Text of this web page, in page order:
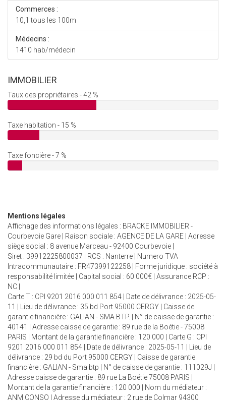
Commerces :
10,1 tous les 100m
Médecins :
1410 hab/médecin
IMMOBILIER
Taux des propriétaires - 42 %
Taxe habitation - 15 %
Taxe foncière - 7 %
Mentions légales
Affichage des informations légales : BRACKE IMMOBILIER -
Courbevoie Gare | Raison sociale : AGENCE DE LA GARE | Adresse
siège social : 8 avenue Marceau - 92400 Courbevoie |
Siret : 39912225800037 | RCS : Nanterre | Numero TVA
Intracommunautaire : FR47399122258 | Forme juridique : société à
responsabilité limitée | Capital social : 60 000€ | Assurance RCP :
NC |
Carte T : CPI 9201 2016 000 011 854 | Date de délivrance : 2025-05-
11 | Lieu de délivrance : 35 bd Port 95000 CERGY | Caisse de
garantie financière : GALIAN - SMA BTP. | N° de caisse de garantie :
40141 | Adresse caisse de garantie : 89 rue de la Boétie - 75008
PARIS | Montant de la garantie financière : 120 000 | Carte G : CPI
9201 2016 000 011 854 | Date de délivrance : 2025-05-11 | Lieu de
délivrance : 29 bd du Port 95000 CERGY | Caisse de garantie
financière : GALIAN - Sma btp | N° de caisse de garantie : 111029J |
Adresse caisse de garantie : 89 rue La Boétie 75008 PARIS |
Montant de la garantie financière : 120 000 | Nom du médiateur :
ANM CONSO | Adresse du médiateur : 2 rue de Colmar 94300